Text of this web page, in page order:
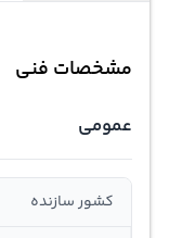
مشخصات فنی
عمومی
کشور سازنده